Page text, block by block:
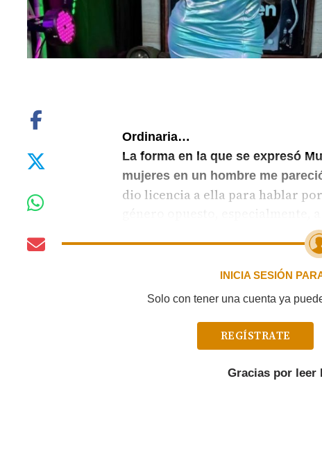
Ordinaria…
La forma en la que se expresó
mujeres en un hombre me
dio licencia a ella para hablar
género opuesto, especialmente,
haber dicho lo mismo sin caer
INICIA SESIÓN
Solo con tener una cuenta ya
REGÍSTRATE
Gracias por leer